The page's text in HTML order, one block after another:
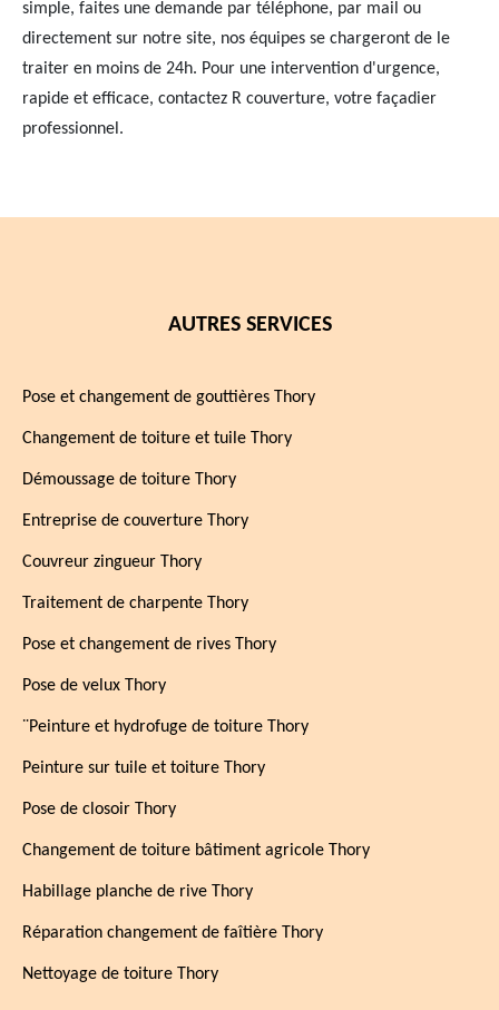
simple, faites une demande par téléphone, par mail ou
directement sur notre site, nos équipes se chargeront de le
traiter en moins de 24h. Pour une intervention d'urgence,
rapide et efficace, contactez R couverture, votre façadier
professionnel.
AUTRES SERVICES
Pose et changement de gouttières Thory
Changement de toiture et tuile Thory
Démoussage de toiture Thory
Entreprise de couverture Thory
Couvreur zingueur Thory
Traitement de charpente Thory
Pose et changement de rives Thory
Pose de velux Thory
¨Peinture et hydrofuge de toiture Thory
Peinture sur tuile et toiture Thory
Pose de closoir Thory
Changement de toiture bâtiment agricole Thory
Habillage planche de rive Thory
Réparation changement de faîtière Thory
Nettoyage de toiture Thory